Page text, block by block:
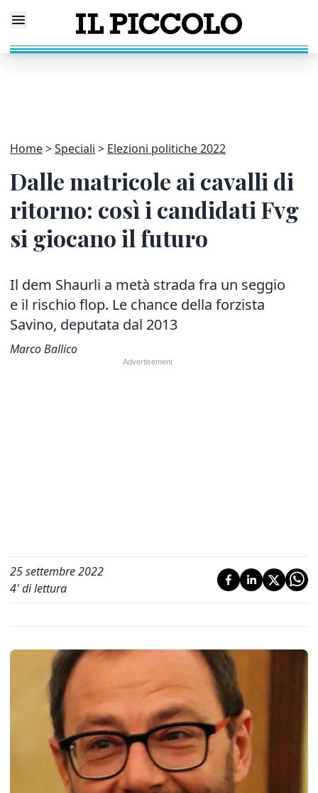
Home Speciali Elezioni politiche 2022
Dalle matricole ai cavalli di
ritorno: così i candidati Fvg
si giocano il futuro
Il dem Shaurli a metà strada fra un seggio
e il rischio flop. Le chance della forzista
Savino, deputata dal 2013
Marco Ballico
25 settembre 2022
4' di lettura